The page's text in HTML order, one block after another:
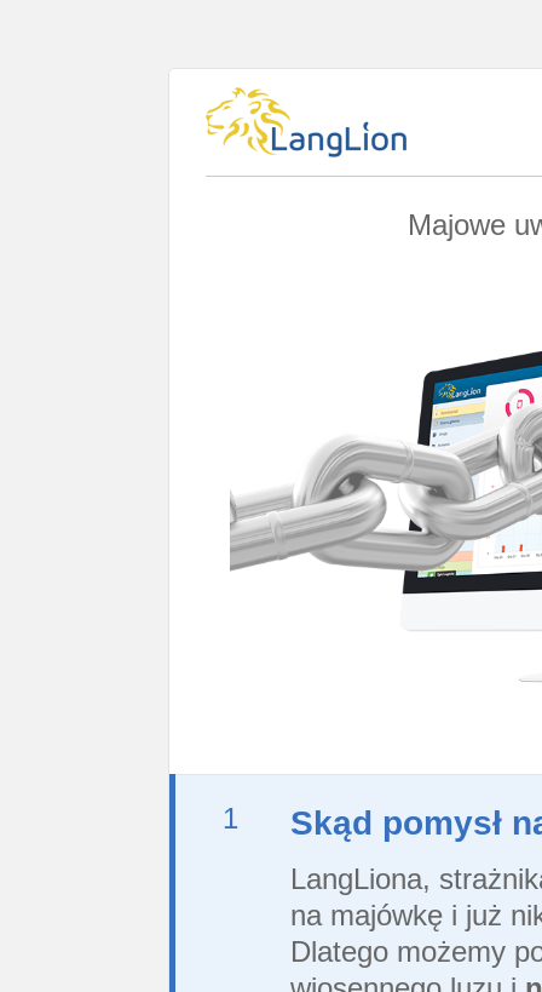
Majowe
1 Skąd pomysł
LangLiona,
na majówkę i już
Dlatego możemy